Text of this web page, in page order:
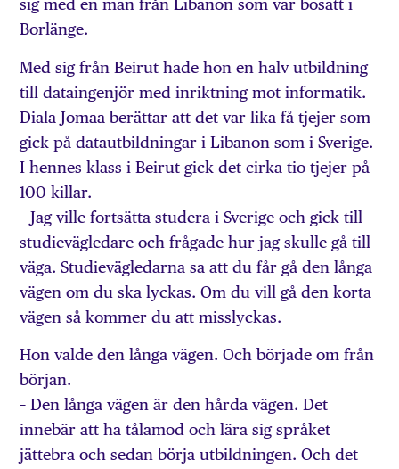
sig med en man från Libanon som var bosatt i
Borlänge.
Med sig från Beirut hade hon en halv utbildning
till dataingenjör med inriktning mot informatik.
Diala Jomaa berättar att det var lika få tjejer som
gick på datautbildningar i Libanon som i Sverige.
I hennes klass i Beirut gick det cirka tio tjejer på
100 killar.
– Jag ville fortsätta studera i Sverige och gick till
studievägledare och frågade hur jag skulle gå till
väga. Studievägledarna sa att du får gå den långa
vägen om du ska lyckas. Om du vill gå den korta
vägen så kommer du att misslyckas.
Hon valde den långa vägen. Och började om från
början.
– Den långa vägen är den hårda vägen. Det
innebär att ha tålamod och lära sig språket
jättebra och sedan börja utbildningen. Och det